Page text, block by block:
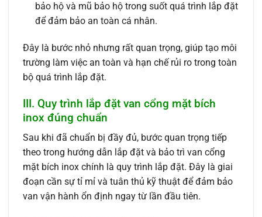
bảo hộ và mũ bảo hộ trong suốt quá trình lắp đặt
để đảm bảo an toàn cá nhân.
Đây là bước nhỏ nhưng rất quan trọng, giúp tạo môi
trường làm việc an toàn và hạn chế rủi ro trong toàn
bộ quá trình lắp đặt.
III. Quy trình lắp đặt van cổng mặt bích
inox đúng chuẩn
Sau khi đã chuẩn bị đầy đủ, bước quan trọng tiếp
theo trong hướng dẫn lắp đặt và bảo trì van cổng
mặt bích inox chính là quy trình lắp đặt. Đây là giai
đoạn cần sự tỉ mỉ và tuân thủ kỹ thuật để đảm bảo
van vận hành ổn định ngay từ lần đầu tiên.